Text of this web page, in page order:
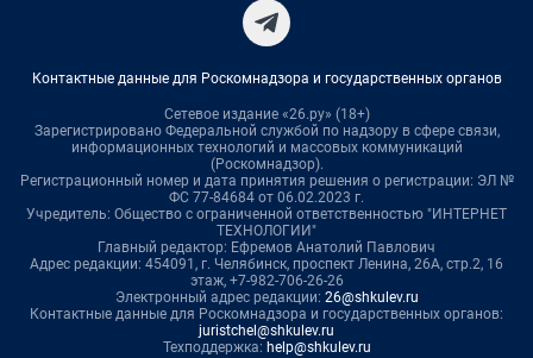
Контактные данные для Роскомнадзора и государственных органов
Сетевое издание «26.ру» (18+)
Зарегистрировано Федеральной службой по надзору в сфере связи,
информационных технологий и массовых коммуникаций
(Роскомнадзор).
Регистрационный номер и дата принятия решения о регистрации: ЭЛ №
ФС 77-84684 от 06.02.2023 г.
Учредитель: Общество с ограниченной ответственностью "ИНТЕРНЕТ
ТЕХНОЛОГИИ"
Главный редактор: Ефремов Анатолий Павлович
Адрес редакции: 454091, г. Челябинск, проспект Ленина, 26А, стр.2, 16
этаж, +7-982-706-26-26
Электронный адрес редакции: 26@shkulev.ru
Контактные данные для Роскомнадзора и государственных органов:
juristchel@shkulev.ru
Техподдержка: help@shkulev.ru